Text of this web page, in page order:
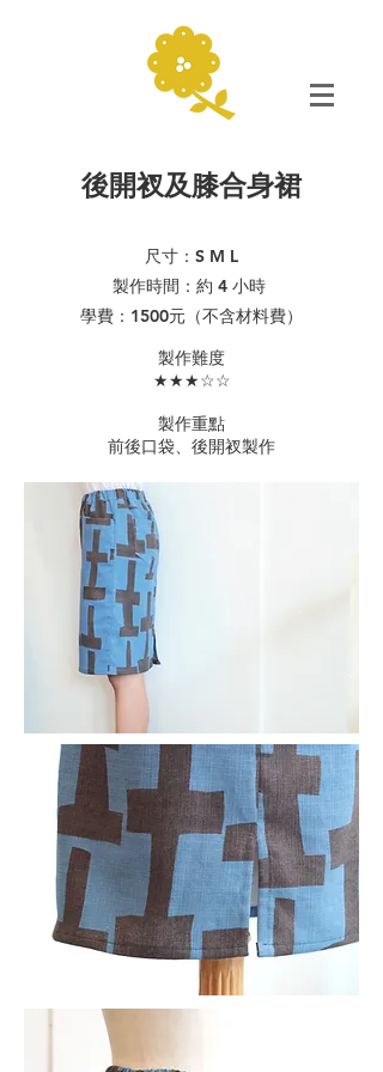
後開衩及膝合身裙
尺寸：S M L
製作時間：約 4 小時
學費：1500元（不含材料費）
​製作難度
★★★☆☆
製作重點
​前後口袋、後開衩製作